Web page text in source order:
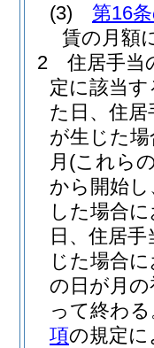
(3)
第16
賃の月額
2
住居手当
定に該当
た日、住
が生じた
月 (これら
から開始
した場合
日、住居
じた場合
の日が月
って終わ
項の規定